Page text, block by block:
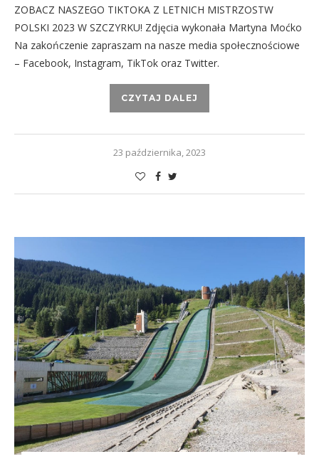
ZOBACZ NASZEGO TIKTOKA Z LETNICH MISTRZOSTW
POLSKI 2023 W SZCZYRKU! Zdjęcia wykonała Martyna Moćko
Na zakończenie zapraszam na nasze media społecznościowe
– Facebook, Instagram, TikTok oraz Twitter.
CZYTAJ DALEJ
23 października, 2023